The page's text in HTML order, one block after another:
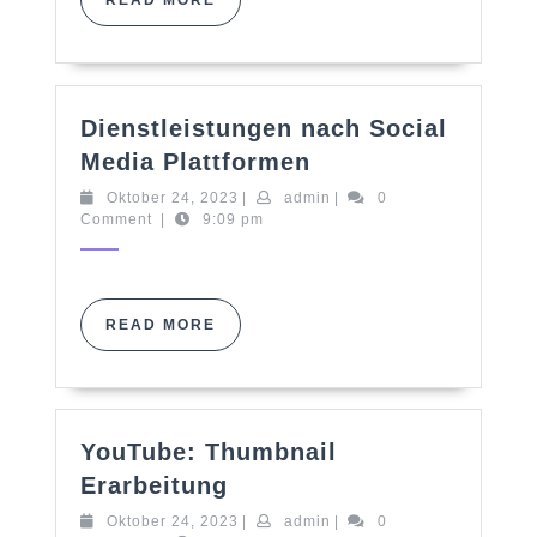
MORE
Dienstleistungen nach Social
Media Plattformen
nach
Social
Oktober 24, 2023 Oktober
24,
| admin admin
|
0
Comment
| 9:09 pm
READ MORE READ
MORE
YouTube: Thumbnail
Erarbeitung
Thumbnail
Oktober 24, 2023 Oktoberadmin admin
0